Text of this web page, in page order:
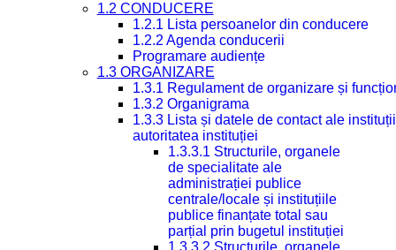
1.2 CONDUCERE
1.2.1 Lista persoanelor din conducere
1.2.2 Agenda conducerii
Programare audiențe
1.3 ORGANIZARE
1.3.1 Regulament de organizare și
1.3.2 Organigrama
1.3.3 Lista și datele de contact ale
autoritatea instituției
1.3.3.1 Structurile, organele
de specialitate ale
administrației publice
centrale/locale și instituțiile
publice finanțate total sau
parțial prin bugetul instituției
1.3.3.2 Structurile, organele